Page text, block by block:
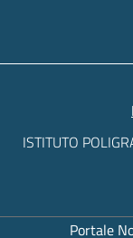
ISTITUTO
Portale